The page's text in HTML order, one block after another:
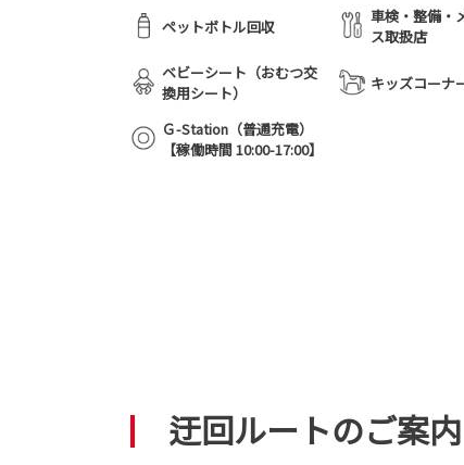
ペットボトル回収
車検・整備・
ス取扱店
ベビーシート（おむつ交
換用シート）
キッズコーナ
Ｇ-Station（普通充電）
【稼働時間 10:00-17:00】
迂回ルートのご案内